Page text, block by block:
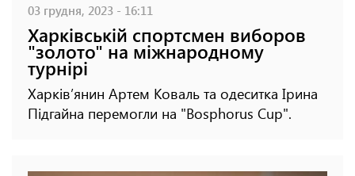
03 грудня, 2023 - 16:11
Харківській спортсмен виборов
"золото" на міжнародному
турнірі
Харків’янин Артем Коваль та одеситка Ірина
Підгайна перемогли на "Bosphorus Cup".